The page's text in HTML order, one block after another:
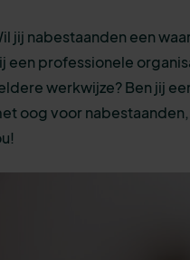
jij nabestaanden een
een professionele
werkwijze? Ben jij
oog voor